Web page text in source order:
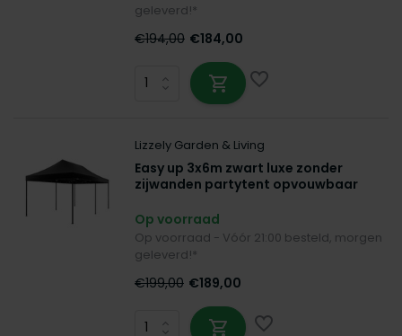
geleverd!*
€194,00 €184,00
Lizzely Garden & Living
Easy up 3x6m zwart luxe zonder
zijwanden partytent opvouwbaar
Op voorraad
Op voorraad - Vóór 21:00 besteld, morgen
geleverd!*
€199,00 €189,00